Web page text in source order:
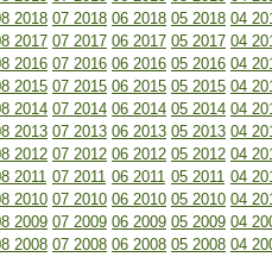
2018 07 2018 06 2018 05 2018 04
2017 07 2017 06 2017 05 2017 04
2016 07 2016 06 2016 05 2016 04
2015 07 2015 06 2015 05 2015 04
2014 07 2014 06 2014 05 2014 04
2013 07 2013 06 2013 05 2013 04
2012 07 2012 06 2012 05 2012 04
2011 07 2011 06 2011 05 2011 04
2010 07 2010 06 2010 05 2010 04
2009 07 2009 06 2009 05 2009 04
2008 07 2008 06 2008 05 2008 04